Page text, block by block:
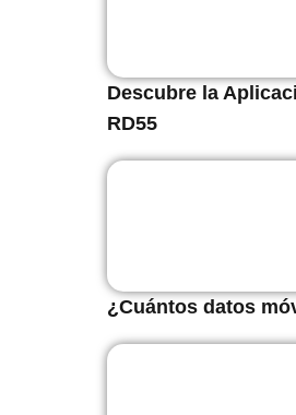
Descubre la
RD55
¿Cuántos datos